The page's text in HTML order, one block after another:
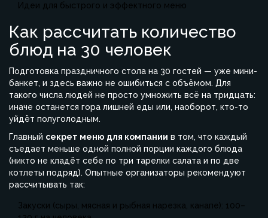
Идеи для быстрого и эффектного меню
Как рассчитать количество
блюд на 30 человек
Подготовка праздничного стола на 30 гостей — уже мини-
банкет, и здесь важно не ошибиться с объёмом. Для
такого числа людей не просто умножить всё на тридцать:
иначе останется гора лишней еды или, наоборот, кто-то
уйдёт полуголодным.
Главный секрет меню для компании в том, что каждый
съедает меньше одной полной порции каждого блюда
(никто не кладёт себе по три тарелки салата и по две
котлеты подряд). Опытные организаторы рекомендуют
рассчитывать так:
Закуски (сыры, мясная и рыбная нарезка, канапе): 100–